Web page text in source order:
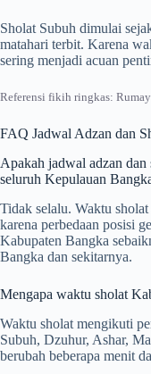
Sholat Subuh dimulai
matahari terbit. Karena
sering menjadi acuan
Referensi fikih ringkas:
FAQ Jadwal Adzan dan
Apakah jadwal adzan
seluruh Kepulauan
Tidak selalu. Waktu
karena perbedaan posisi
Kabupaten Bangka
Bangka dan sekitarnya.
Mengapa waktu sholat
Waktu sholat mengikuti
Subuh, Dzuhur, Ashar,
berubah beberapa menit